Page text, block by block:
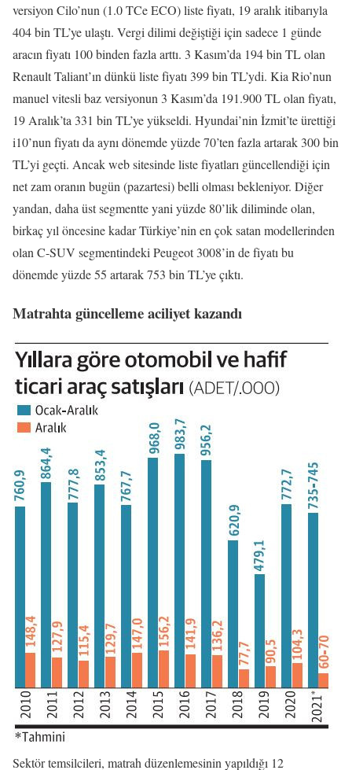
versiyon Cilo’nun (1.0 TCe ECO) liste fiyatı, 19 aralık itibarıyla
404 bin TL’ye ulaştı. Vergi dilimi değiştiği için sadece 1 günde
aracın fiyatı 100 binden fazla arttı. 3 Kasım’da 194 bin TL olan
Renault Taliant’ın dünkü liste fiyatı 399 bin TL’ydi. Kia Rio’nun
manuel vitesli baz versiyonun 3 Kasım’da 191.900 TL olan fiyatı,
19 Aralık’ta 331 bin TL’ye yükseldi. Hyundai’nin İzmit’te ürettiği
i10’nun fiyatı da aynı dönemde yüzde 70’ten fazla artarak 300 bin
TL’yi geçti. Ancak web sitesinde liste fiyatları güncellendiği için
net zam oranın bugün (pazartesi) belli olması bekleniyor. Diğer
yandan, daha üst segmentte yani yüzde 80’lik diliminde olan,
birkaç yıl öncesine kadar Türkiye’nin en çok satan modellerinden
olan C-SUV segmentindeki Peugeot 3008’in de fiyatı bu
dönemde yüzde 55 artarak 753 bin TL’ye çıktı.
Matrahta güncelleme aciliyet kazandı
Sektör temsilcileri, matrah düzenlemesinin yapıldığı 12